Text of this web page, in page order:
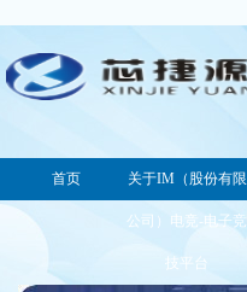
首页 关于IM（股份有限
公司）电竞-电子竞
技平台